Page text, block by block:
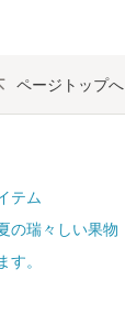
ページトップへ
テム
の瑞々しい果物
す。